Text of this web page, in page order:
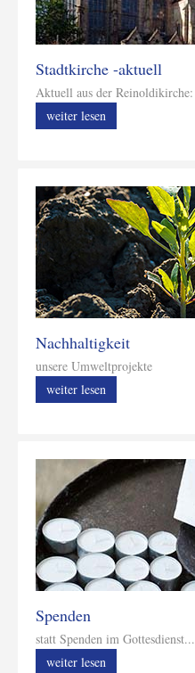
Stadtkirche -aktuell
Aktuell aus der Reinoldikirche:
weiter lesen
Nachhaltigkeit
unsere Umweltprojekte
weiter lesen
Spenden
statt Spenden im Gottesdienst...
weiter lesen